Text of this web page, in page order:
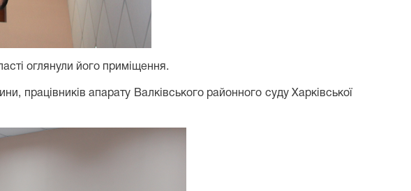
оглянули його приміщення.
працівників апарату Валківського районного суду Харківської